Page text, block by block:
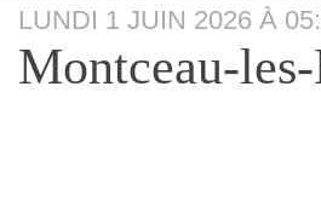
LUNDI 1 JUIN 2026 À
Montceau-